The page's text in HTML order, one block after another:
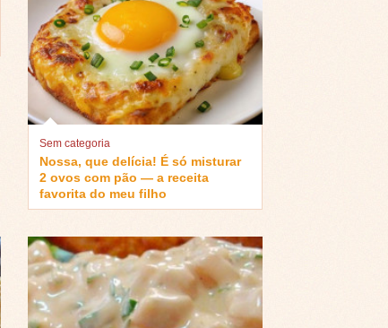
Sem categoria
Nossa, que delícia! É só misturar
2 ovos com pão — a receita
favorita do meu filho